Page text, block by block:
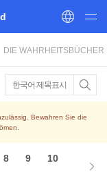
DIE WAHRHEITSBÜCHER
한국어 제목표시
Bewahren Sie die
8 9
10